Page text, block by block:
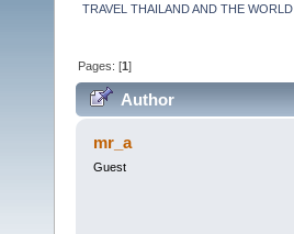
TRAVEL THAILAND AND THE WORLD
Pages: [1]
Author
mr_a
Guest